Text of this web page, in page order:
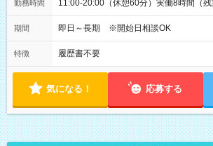
勤務時間 11:00-20:00（休憩60分）実働8時間（残
期間 即日～長期 ※開始日相談OK
特徴 履歴書不要
気になる！ 応募する